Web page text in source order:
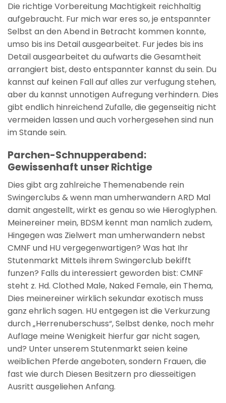
Die richtige Vorbereitung Machtigkeit reichhaltig
aufgebraucht. Fur mich war eres so, je entspannter
Selbst an den Abend in Betracht kommen konnte,
umso bis ins Detail ausgearbeitet. Fur jedes bis ins
Detail ausgearbeitet du aufwarts die Gesamtheit
arrangiert bist, desto entspannter kannst du sein. Du
kannst auf keinen Fall auf alles zur verfugung stehen,
aber du kannst unnotigen Aufregung verhindern. Dies
gibt endlich hinreichend Zufalle, die gegenseitig nicht
vermeiden lassen und auch vorhergesehen sind nun
im Stande sein.
Parchen-Schnupperabend:
Gewissenhaft unser Richtige
Dies gibt arg zahlreiche Themenabende rein
Swingerclubs & wenn man umherwandern ARD Mal
damit angestellt, wirkt es genau so wie Hieroglyphen.
Meinereiner mein, BDSM kennt man namlich zudem,
Hingegen was Zielwert man umherwandern nebst
CMNF und HU vergegenwartigen? Was hat Ihr
Stutenmarkt Mittels ihrem Swingerclub bekifft
funzen? Falls du interessiert geworden bist: CMNF
steht z. Hd. Clothed Male, Naked Female, ein Thema,
Dies meinereiner wirklich sekundar exotisch muss
ganz ehrlich sagen. HU entgegen ist die Verkurzung
durch „Herrenuberschuss“, Selbst denke, noch mehr
Auflage meine Wenigkeit hierfur gar nicht sagen,
und? Unter unserem Stutenmarkt seien keine
weiblichen Pferde angeboten, sondern Frauen, die
fast wie durch Diesen Besitzern pro diesseitigen
Ausritt ausgeliehen Anfang.